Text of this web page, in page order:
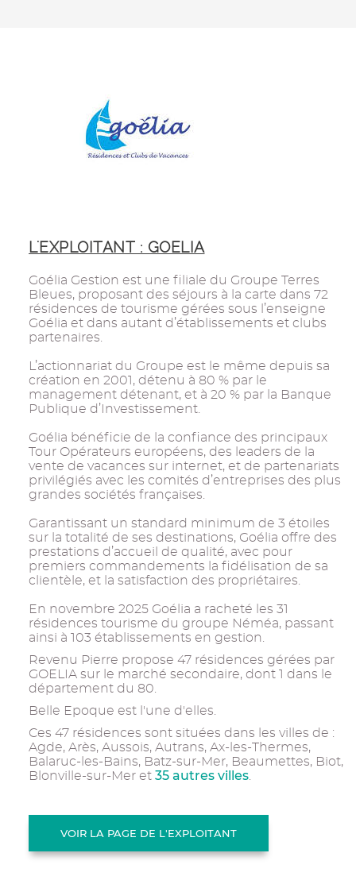
L'EXPLOITANT : GOELIA
Goélia Gestion est une filiale du Groupe Terres
Bleues, proposant des séjours à la carte dans 72
résidences de tourisme gérées sous l’enseigne
Goélia et dans autant d’établissements et clubs
partenaires.
L’actionnariat du Groupe est le même depuis sa
création en 2001, détenu à 80 % par le
management détenant, et à 20 % par la Banque
Publique d’Investissement.
Goélia bénéficie de la confiance des principaux
Tour Opérateurs européens, des leaders de la
vente de vacances sur internet, et de partenariats
privilégiés avec les comités d’entreprises des plus
grandes sociétés françaises.
Garantissant un standard minimum de 3 étoiles
sur la totalité de ses destinations, Goélia offre des
prestations d’accueil de qualité, avec pour
premiers commandements la fidélisation de sa
clientèle, et la satisfaction des propriétaires.
En novembre 2025 Goélia a racheté les 31
résidences tourisme du groupe Néméa, passant
ainsi à 103 établissements en gestion.
Revenu Pierre propose 47 résidences gérées par
GOELIA sur le marché secondaire, dont 1 dans le
département du 80.
Belle Epoque est l'une d'elles.
Ces 47 résidences sont situées dans les villes de :
Agde, Arès, Aussois, Autrans, Ax-les-Thermes,
Balaruc-les-Bains, Batz-sur-Mer, Beaumettes, Biot,
Blonville-sur-Mer et 35 autres villes
VOIR LA PAGE DE L'EXPLOITANT